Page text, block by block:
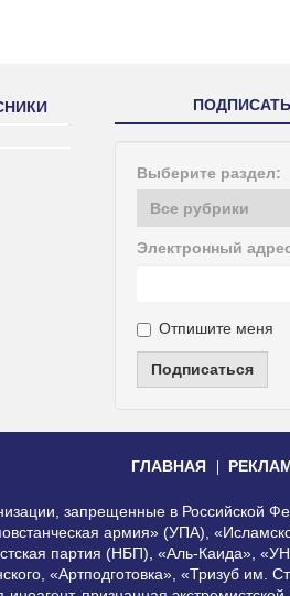
Выберите раздел:
Электронный
Отпишите меня
Подписаться
ГЛАВНАЯ
запрещенные в
армия» (УПА),
партия (НБП), «Аль-Каида»,
«Артподготовка», «Тризуб